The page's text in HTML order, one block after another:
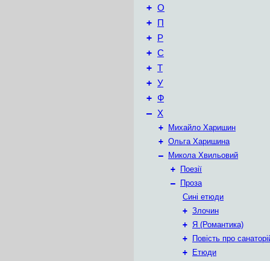
+ О
+ П
+ Р
+ С
+ Т
+ У
+ Ф
– Х
+
Михайло Харишин
+ Ольга Харишина
–
Микола Хвильовий
+
Поезії
–
Проза
Сині етюди
+ Злочин
+ Я (Романтика)
+
Повість про
+
Етюди